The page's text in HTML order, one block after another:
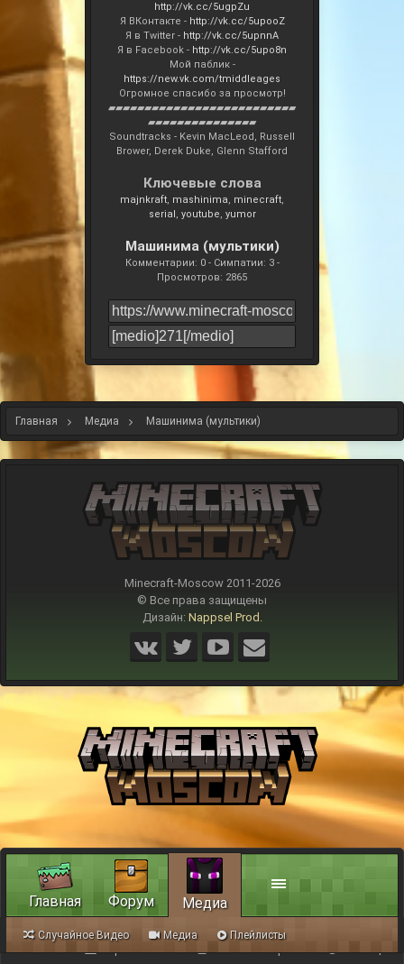
http://vk.cc/5ugpZu
Я ВКонтакте - http://vk.cc/5upooZ
Я в Twitter - http://vk.cc/5upnnA
Я в Facebook - http://vk.cc/5upo8n
Мой паблик -
https://new.vk.com/tmiddleages
Огромное спасибо за просмотр!
▰▰▰▰▰▰▰▰▰▰▰▰▰▰▰▰▰▰▰▰▰▰▰▰▰▰
▰▰▰▰▰▰▰▰▰▰▰▰▰▰▰
Soundtracks - Kevin MacLeod, Russell
Brower, Derek Duke, Glenn Stafford
Ключевые слова
majnkraft mashinima
minecraft
serial youtube yumor
Машинима (мультики)
Комментарии: 0 - Симпатии: 3 -
Просмотров: 2865
Главная Медиа Машинима (мультики)
Minecraft-Moscow 2011-2026
© Все права защищены
Дизайн: Nappsel Prod.
Главная Форум Медиа
Случайное Видео Медиа Плейлисты
Обратная связь Условия и правила Помощь